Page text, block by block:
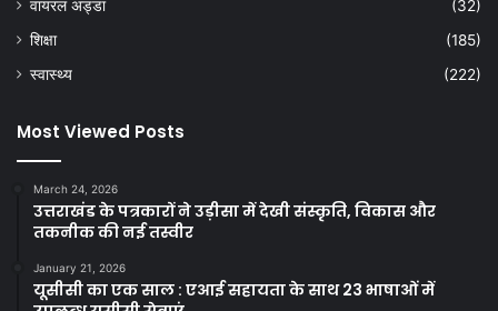
वायरल अड्डा
(32)
शिक्षा
(185)
स्वास्थ्य
(222)
Most Viewed Posts
March 24, 2026
उत्तराखंड के पत्रकारों ने उड़ीसा में देखी संस्कृति, विकास और
तकनीक की नई तस्वीर
January 21, 2026
यूसीसी का एक साल : एआई सहायता के साथ 23 भाषाओं में